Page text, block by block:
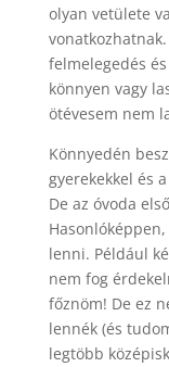
olyan vetülete
felmelegedés
könnyen vagy
ötévesem nem
Könnyedén
gyerekekkel és
De az óvoda
lenni. Például
nem fog
főznöm! De ez
lennék (és
legtöbb